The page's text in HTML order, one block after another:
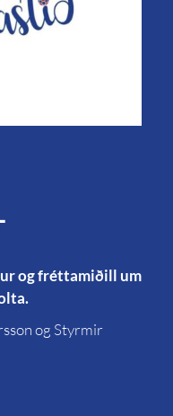
og fréttamiðill um
og Styrmir